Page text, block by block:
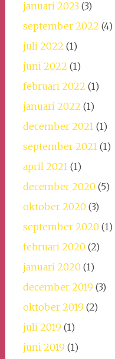
januari 2023(3)
september 2022 (4)
juli 2022 (1)
juni 2022 (1)
februari 2022 (1)
januari 2022 (1)
december 2021(1)
september 2021(1)
april 2021(1)
december 2020 (5)
oktober 2020 (3)
september 2020 (1)
februari 2020 (2)
januari 2020 (1)
december 2019 (3)
oktober 2019 (2)
juli 2019 (1)
juni 2019 (1)